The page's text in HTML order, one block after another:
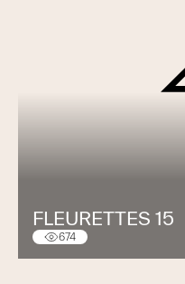
FLEURETTES 15
674